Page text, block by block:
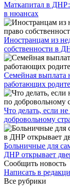
​Маткапитал в ДНР:
в нюансах
Иностранцам из
собственности в
Семейная выплата
работающих
Что делать, если
добровольному
Больничные для
ДНР открывает
Сообщить новость
Написать в
Все рубрики